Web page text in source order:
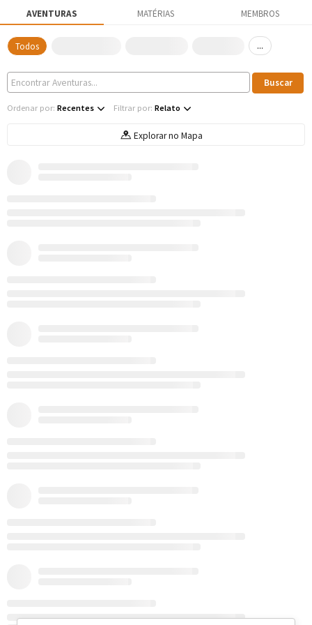
AVENTURAS MATÉRIAS MEMBROS
Todos ...
Ordenar por: Recentes Filtrar por: Relato
Explorar no Mapa